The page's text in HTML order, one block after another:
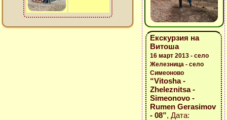
Екскурзия на
Витоша
16 март 2013 - село
Железница - село
Симеоново
“Vitosha -
Zheleznitsa -
Simeonovo -
Rumen Gerasimov
- 08”, Дата: